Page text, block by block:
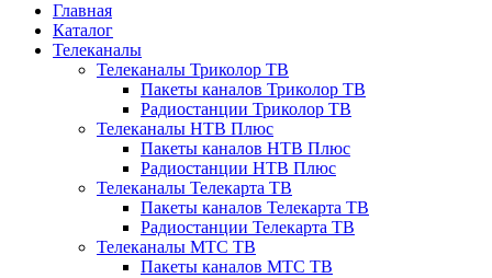
Главная
Каталог
Телеканалы
Телеканалы Триколор ТВ
Пакеты каналов Триколор ТВ
Радиостанции Триколор ТВ
Телеканалы НТВ Плюс
Пакеты каналов НТВ Плюс
Радиостанции НТВ Плюс
Телеканалы Телекарта ТВ
Пакеты каналов Телекарта ТВ
Радиостанции Телекарта ТВ
Телеканалы МТС ТВ
Пакеты каналов МТС ТВ